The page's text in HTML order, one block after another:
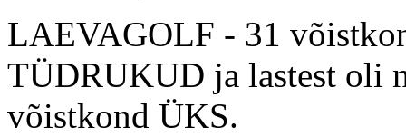
LAEVAGOLF - 31
TÜDRUKUD ja lastest oli
võistkond ÜKS.